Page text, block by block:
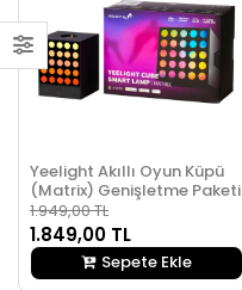
Yeelight Akıllı Oyun Küpü
(Matrix) Genişletme Paketi
1.949,00 TL
1.849,00 TL
Sepete Ekle